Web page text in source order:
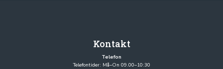
Kontakt
Telefon
Telefontider: Må–On 09.00–10:30